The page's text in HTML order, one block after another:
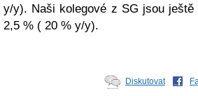
y/y). Naši kolegové z SG jsou
2,5 % ( 20 % y/y).
Diskutovat